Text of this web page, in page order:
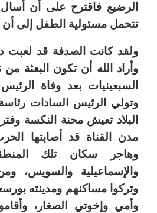
الرضيع فاقترح على أن أسال
تتحمل مسئولية الطفل إلى أن
ولقد كانت الصدفة قد لعبت
وأراد الله أن تكون البعثة
السبعينيات بعد وفاة
وتولي الرئيس السادات
البلاد تعيش محنة النكسة
مدن القناة قد أصابتها
وهاجر سكان تلك
والإسماعيلية والسويس،
وتركوا مساكنهم ومدينته
وأمي وإخوتي الصغار،